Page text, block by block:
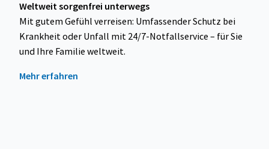
Weltweit sorgenfrei unterwegs
Mit gutem Gefühl verreisen: Umfassender Schutz bei
Krankheit oder Unfall mit 24/7-Notfallservice – für Sie
und Ihre Familie weltweit.
Mehr erfahren